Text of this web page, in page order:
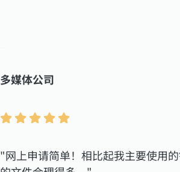
多媒体公司
"网上申请简单！相比起我主要使用